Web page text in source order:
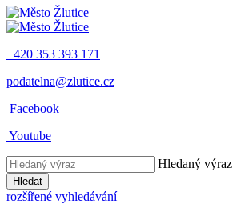
+420 353 393 171
podatelna@zlutice.cz
Facebook
Youtube
Hledaný výraz
Hledat
rozšířené vyhledávání